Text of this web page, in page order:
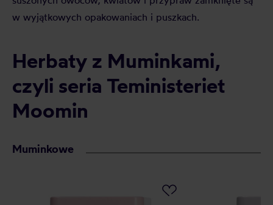
w wyjątkowych opakowaniach i puszkach.
Herbaty z Muminkami,
czyli seria Teministeriet
Moomin
Muminkowe